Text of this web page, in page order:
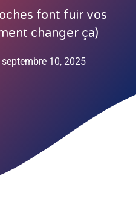
font fuir vos
changer ça)
septembre 10, 2025